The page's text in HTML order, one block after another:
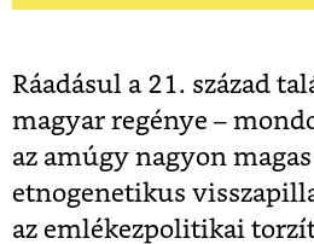
Ráadásul a 21. század
magyar regénye –
az amúgy nagyon
etnogenetikus
az emlékezpolitikai